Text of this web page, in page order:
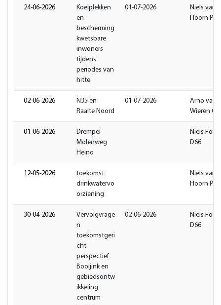
24-06-2026
Koelplekken
en
bescherming
kwetsbare
inwoners
tijdens
periodes van
hitte
01-07-2026
Niels van
Hoorn
02-06-2026
N35 en
Raalte Noord
01-07-2026
Arno van
Wieren GB
01-06-2026
Drempel
Molenweg
Heino
Niels
D66
12-05-2026
toekomst
drinkwatervo
orziening
Niels van
Hoorn
30-04-2026
Vervolgvrage
n
toekomstgeri
cht
perspectief
Booijink en
gebiedsontw
ikkeling
centrum
02-06-2026
Niels
D66